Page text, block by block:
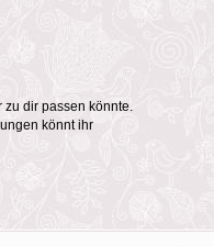
zu dir passen könnte.
könnt ihr